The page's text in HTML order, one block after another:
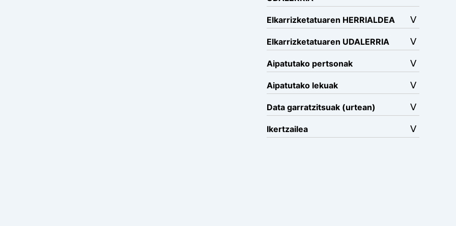
Elkarrizketatuaren HERRIALDEA
Elkarrizketatuaren UDALERRIA
Aipatutako pertsonak
Aipatutako lekuak
Data garratzitsuak (urtean)
Ikertzailea